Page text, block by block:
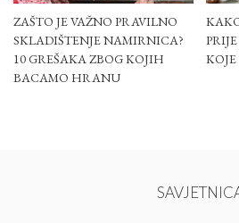
ZAŠTO JE VAŽNO PRAVILNO
SKLADIŠTENJE NAMIRNICA?
10 GREŠAKA ZBOG KOJIH
BACAMO HRANU